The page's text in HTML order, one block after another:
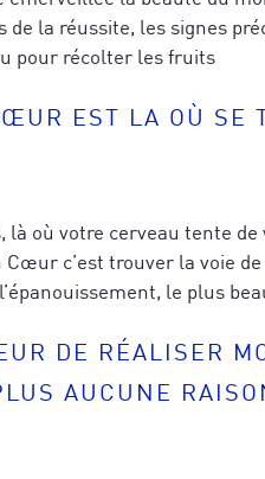
la réussite, les signes
pour récolter les fruits
EST LA OÙ SE
où votre cerveau tente de
c’est trouver la voie
le plus
DE RÉALISER
AUCUNE
de techniques issues
accomplir.
dîtes-nous ce qui
de l’épigénétique et
avancées,
le monde.
le mieux